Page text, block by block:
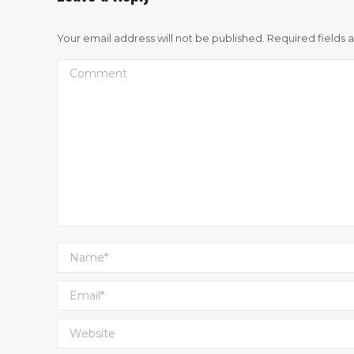
Your email address will not be published. Required fields
Comment
Name *
Email *
Website